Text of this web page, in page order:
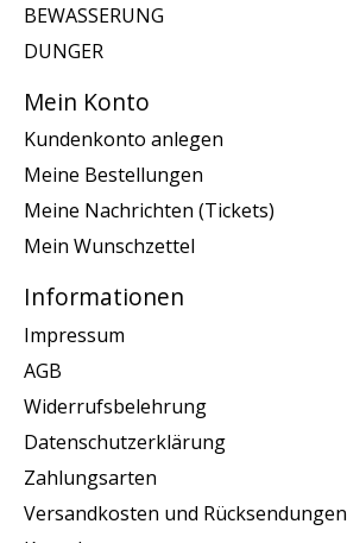
BEWASSERUNG
DUNGER
Mein Konto
Kundenkonto anlegen
Meine Bestellungen
Meine Nachrichten (Tickets)
Mein Wunschzettel
Informationen
Impressum
AGB
Widerrufsbelehrung
Datenschutzerklärung
Zahlungsarten
Versandkosten und Rücksendungen